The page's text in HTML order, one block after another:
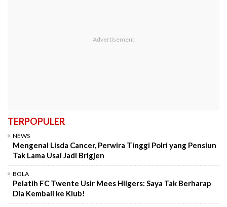
TERPOPULER
NEWS
Mengenal Lisda Cancer, Perwira Tinggi Polri yang Pensiun
Tak Lama Usai Jadi Brigjen
BOLA
Pelatih FC Twente Usir Mees Hilgers: Saya Tak Berharap
Dia Kembali ke Klub!